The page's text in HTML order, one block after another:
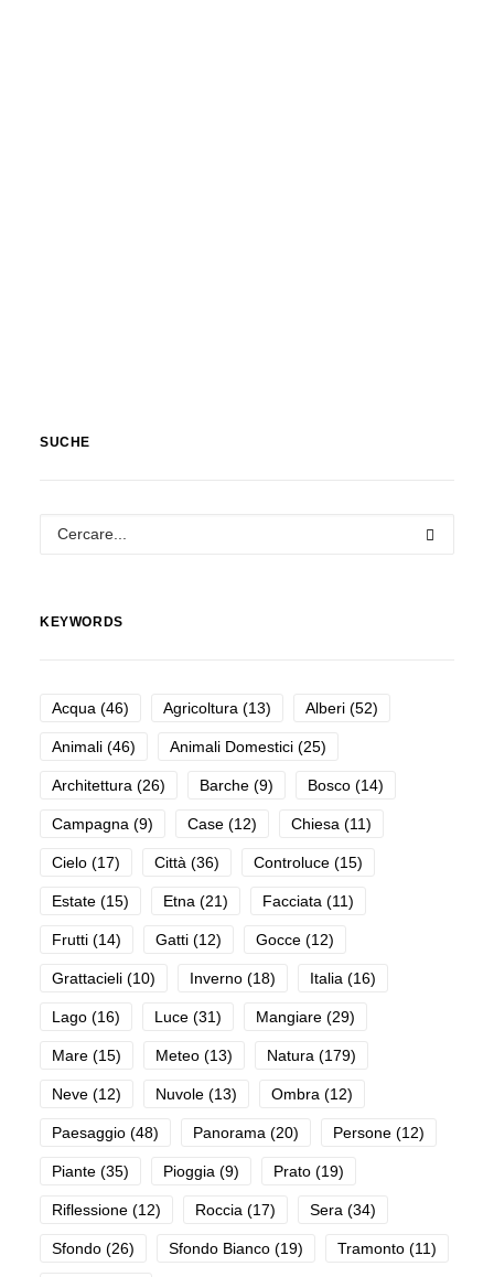
SUCHE
KEYWORDS
Acqua (46) Agricoltura (13) Alberi (52)
Animali (46) Animali Domestici (25)
Architettura (26) Barche (9) Bosco (14)
Campagna (9) Case (12) Chiesa (11)
Cielo (17) Città (36) Controluce (15)
Estate (15) Etna (21) Facciata (11)
Frutti (14) Gatti (12) Gocce (12)
Grattacieli (10) Inverno (18) Italia (16)
Lago (16) Luce (31) Mangiare (29)
Mare (15) Meteo (13) Natura (179)
Neve (12) Nuvole (13) Ombra (12)
Paesaggio (48) Panorama (20) Persone (12)
Piante (35) Pioggia (9) Prato (19)
Riflessione (12) Roccia (17) Sera (34)
Sfondo (26) Sfondo Bianco (19) Tramonto (11)